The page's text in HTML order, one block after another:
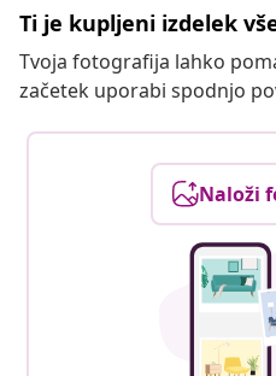
Ti je kupljeni izdelek
Tvoja fotografija lahko
začetek uporabi spodnjo
Naloži